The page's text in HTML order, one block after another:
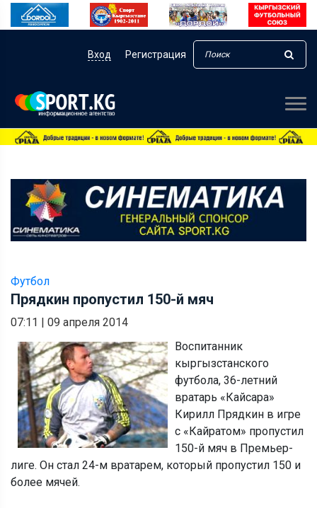
Вход Регистрация
Футбол
Прядкин пропустил 150-й мяч
07:11 | 09 апреля 2014
Воспитанник
кыргызстанского
футбола, 36-летний
вратарь «Кайсара»
Кирилл Прядкин в игре
с «Кайратом» пропустил
150-й мяч в Премьер-
лиге. Он стал 24-м вратарем, который пропустил 150 и
более мячей.